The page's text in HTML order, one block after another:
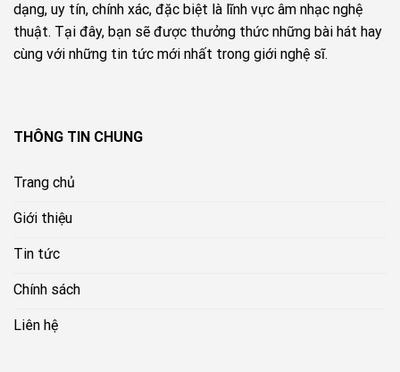
dạng, uy tín, chính xác, đặc biệt là lĩnh vực âm nhạc nghệ
thuật. Tại đây, bạn sẽ được thưởng thức những bài hát hay
cùng với những tin tức mới nhất trong giới nghệ sĩ.
THÔNG TIN CHUNG
Trang chủ
Giới thiệu
Tin tức
Chính sách
Liên hệ